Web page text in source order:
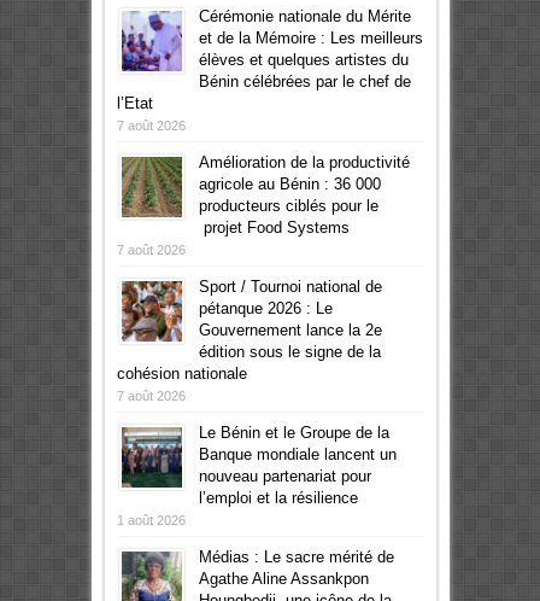
Cérémonie nationale du Mérite
et de la Mémoire : Les meilleurs
élèves et quelques artistes du
Bénin célébrées par le chef de
l’Etat
7 août 2026
Amélioration de la productivité
agricole au Bénin : 36 000
producteurs ciblés pour le
projet Food Systems
7 août 2026
Sport / Tournoi national de
pétanque 2026 : Le
Gouvernement lance la 2e
édition sous le signe de la
cohésion nationale
7 août 2026
Le Bénin et le Groupe de la
Banque mondiale lancent un
nouveau partenariat pour
l’emploi et la résilience
1 août 2026
Médias : Le sacre mérité de
Agathe Aline Assankpon